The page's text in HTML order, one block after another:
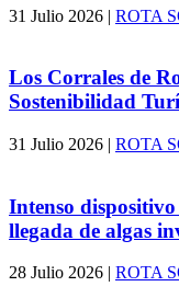
31 Julio 2026 | ROTA
Los Corrales de
Sostenibilidad
31 Julio 2026 | ROTA
Intenso
llegada de algas
28 Julio 2026 | ROTA